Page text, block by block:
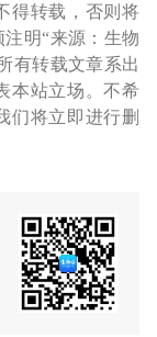
得转载，否则将
明“来源：生物
有转载文章系出
本站立场。不希
们将立即进行删